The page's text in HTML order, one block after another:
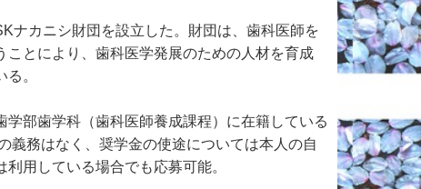
カニシ財団を設立した。財団は、歯科医師を
とにより、歯科医学発展のための人材を育成
。
部歯学科（歯科医師養成課程）に在籍している
義務はなく、奨学金の使途については本人の自
用している場合でも応募可能。